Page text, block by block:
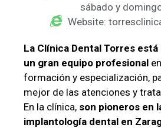
sábado y
Website:
La Clínica Dental Torres
un gran equipo profesional
formación y especialización,
mejor de las atenciones y
En la clínica, son pioneros en
implantología dental en